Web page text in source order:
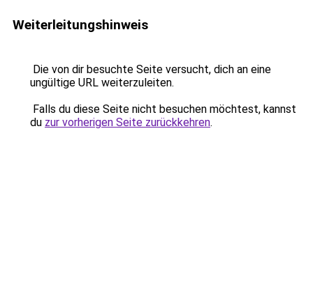
Weiterleitungshinweis
Die von dir besuchte Seite versucht, dich an eine
ungültige URL weiterzuleiten.
Falls du diese Seite nicht besuchen möchtest, kannst
du zur vorherigen Seite zurückkehren.